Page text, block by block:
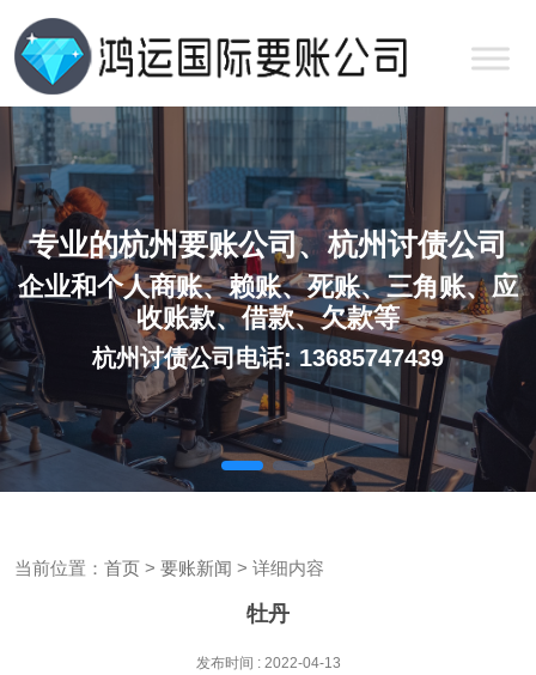
专业的杭州要账公司、杭州讨债公司
企业和个人商账、赖账、死账、三角账、应
收账款、借款、欠款等
杭州讨债公司电话: 13685747439
当前位置： 首页 > 要账新闻 > 详细内容
牡丹
发布时间 : 2022-04-13